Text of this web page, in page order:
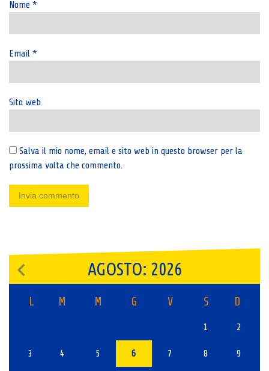
Nome *
Email *
Sito web
Salva il mio nome, email e sito web in questo browser per la
prossima volta che commento.
AGOSTO: 2026
L M M G V S D
1 2
3 4 5 6 7 8 9